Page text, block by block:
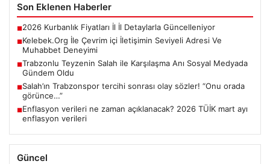
Son Eklenen Haberler
■2026 Kurbanlık Fiyatları İl İl Detaylarla Güncelleniyor
■Kelebek.Org İle Çevrim içi İletişimin Seviyeli Adresi Ve
Muhabbet Deneyimi
■Trabzonlu Teyzenin Salah ile Karşılaşma Anı Sosyal Medyada
Gündem Oldu
■Salah’ın Trabzonspor tercihi sonrası olay sözler! “Onu orada
görünce…”
■Enflasyon verileri ne zaman açıklanacak? 2026 TÜİK mart ayı
enflasyon verileri
Güncel